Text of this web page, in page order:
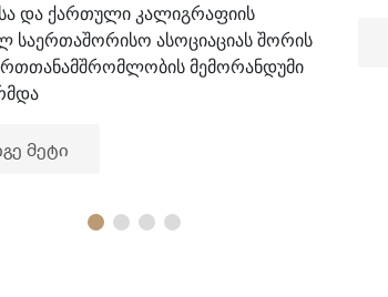
და ქართული კალიგრაფიის
საერთაშორისო ასოციაციას შორის
მემორანდუმი
მეტი